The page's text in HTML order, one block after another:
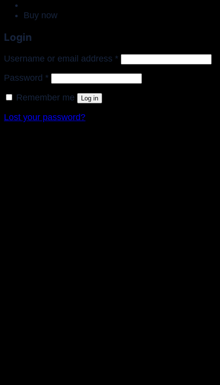
Buy now
Login
Username or email address *Required
Password *Required
Remember me Log in
Lost your password?